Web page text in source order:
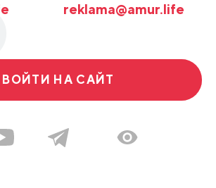
reklama@amur.life
ВОЙТИ НА САЙТ